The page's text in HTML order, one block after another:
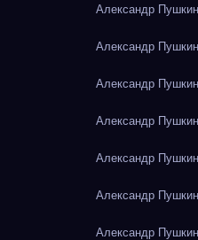
Александр
Александр
Александр
Александр
Александр
Александр
Александр